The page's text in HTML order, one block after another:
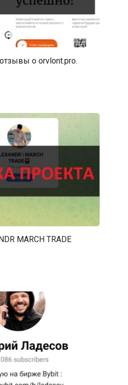
о orvlont.pro.
MARCH TRADE